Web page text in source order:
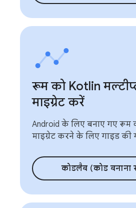
रूम को Kotlin
माइग्रेट करें
Android के लिए बनाए गए रूम
माइग्रेट करने के लिए गाइड की
कोडलैब (कोड बनाना